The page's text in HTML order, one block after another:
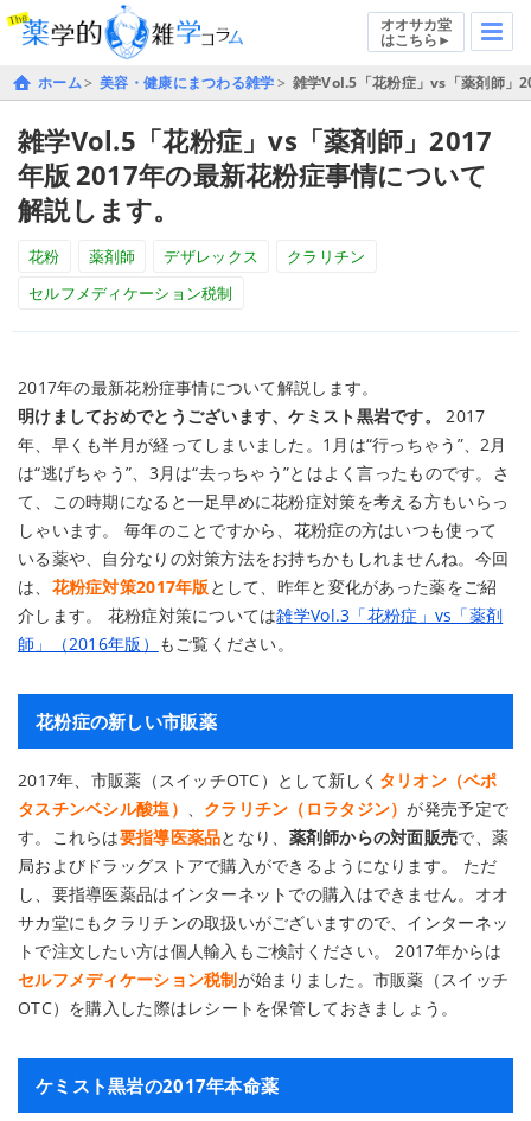
オオサカ堂
はこちら►
ホーム 美容・健康にまつわる雑学 雑学Vol.5「花粉症」vs「薬剤師」
雑学Vol.5「花粉症」vs「薬剤師」2017
年版 2017年の最新花粉症事情について
解説します。
花粉 薬剤師 デザレックス
クラリチン
セルフメディケーション税制
2017年の最新花粉症事情について解説します。
明けましておめでとうございます、ケミスト黒岩です。2017
年、早くも半月が経ってしまいました。1月は“行っちゃう”、2月
は“逃げちゃう”、3月は“去っちゃう”とはよく言ったものです。さ
て、この時期になると一足早めに花粉症対策を考える方もいらっ
しゃいます。 毎年のことですから、花粉症の方はいつも使って
いる薬や、自分なりの対策方法をお持ちかもしれませんね。今回
は、 花粉症対策2017年版として、昨年と変化があった薬をご紹
介します。 花粉症対策については雑学Vol.3「花粉症」vs「薬剤
師」（2016年版） もご覧ください。
花粉症の新しい市販薬
2017年、市販薬（スイッチOTC）として新しく タリオン（ベポ
タスチンベシル酸塩） 、 クラリチン（ロラタジン）が発売予定で
す。これらは要指導医薬品となり、 薬剤師からの対面販売で、薬
局およびドラッグストアで購入ができるようになります。 ただ
し、要指導医薬品はインターネットでの購入はできません。オオ
サカ堂にもクラリチンの取扱いがございますので、インターネッ
トで注文したい方は個人輸入もご検討ください。 2017年からは
セルフメディケーション税制が始まりました。市販薬（スイッチ
OTC）を購入した際はレシートを保管しておきましょう。
ケミスト黒岩の2017年本命薬